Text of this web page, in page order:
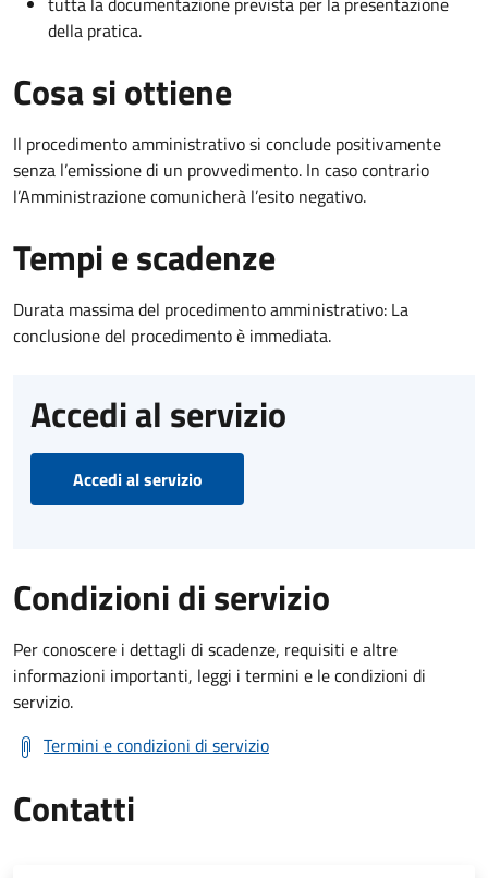
della pratica.
Cosa si ottiene
Il procedimento amministrativo si conclude positivamente
senza l’emissione di un provvedimento. In caso contrario
l’Amministrazione comunicherà l’esito negativo.
Tempi e scadenze
Durata massima del procedimento amministrativo: La
conclusione del procedimento è immediata.
Accedi al servizio
Accedi al servizio
Condizioni di servizio
Per conoscere i dettagli di scadenze, requisiti e altre
informazioni importanti, leggi i termini e le condizioni di
servizio.
Termini e condizioni di servizio
Contatti